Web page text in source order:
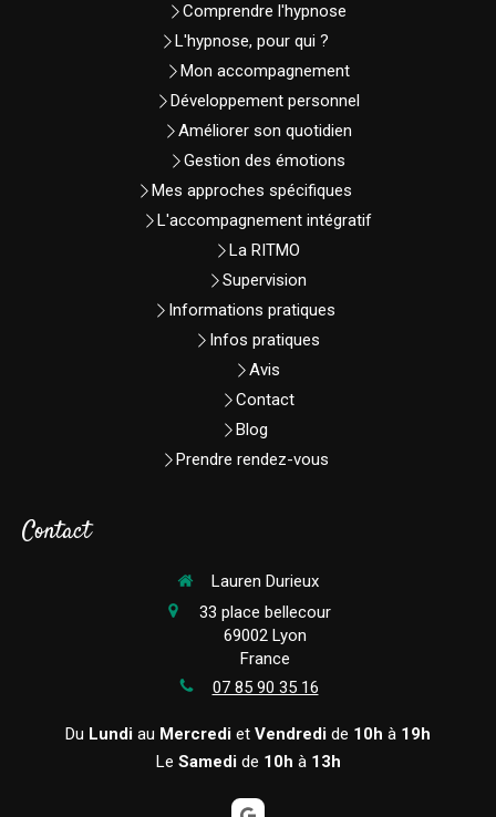
Comprendre l'hypnose
L'hypnose, pour qui ?
Mon accompagnement
Développement personnel
Améliorer son quotidien
Gestion des émotions
Mes approches spécifiques
L'accompagnement intégratif
La RITMO
Supervision
Informations pratiques
Infos pratiques
Avis
Contact
Blog
Prendre rendez-vous
Contact
Lauren Durieux
33 place bellecour
69002 Lyon
France
07 85 90 35 16
Du Lundi au Mercredi et Vendredi de 10h à 19h
Le Samedide 10h à 13h